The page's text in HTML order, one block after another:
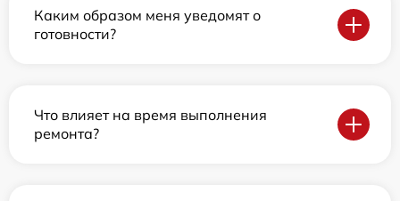
Каким образом меня уведомят о
готовности?
Что влияет на время выполнения
ремонта?